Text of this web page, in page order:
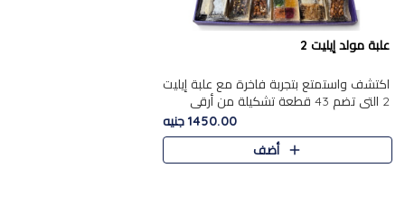
علبة مولد إيليت 2
اكتشف واستمتع بتجربة فاخرة مع علبة إيليت
2 التي تضم 43 قطعة تشكيلة من أرقى
حلويات المولد الشرقية المصرية الأصيلة
,معروضة بشكل جميل في علبة أ..
1450.00 جنيه
أضف